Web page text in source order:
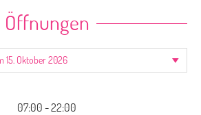
Öffnungen
07:00 - 22:00